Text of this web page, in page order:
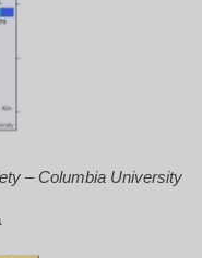
– Columbia University